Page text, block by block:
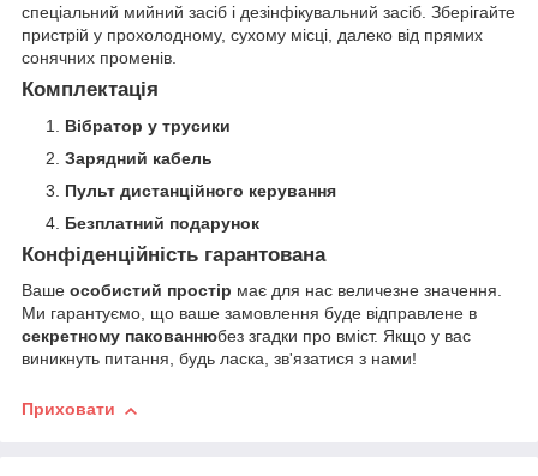
спеціальний мийний засіб і дезінфікувальний засіб. Зберігайте
пристрій у прохолодному, сухому місці, далеко від прямих
сонячних променів.
Комплектація
Вібратор у трусики
Зарядний кабель
Пульт дистанційного керування
Безплатний подарунок
Конфіденційність гарантована
Ваше особистий простір має для нас величезне значення.
Ми гарантуємо, що ваше замовлення буде відправлене в
секретному пакованнюбез згадки про вміст. Якщо у вас
виникнуть питання, будь ласка, зв'язатися з нами!
Приховати